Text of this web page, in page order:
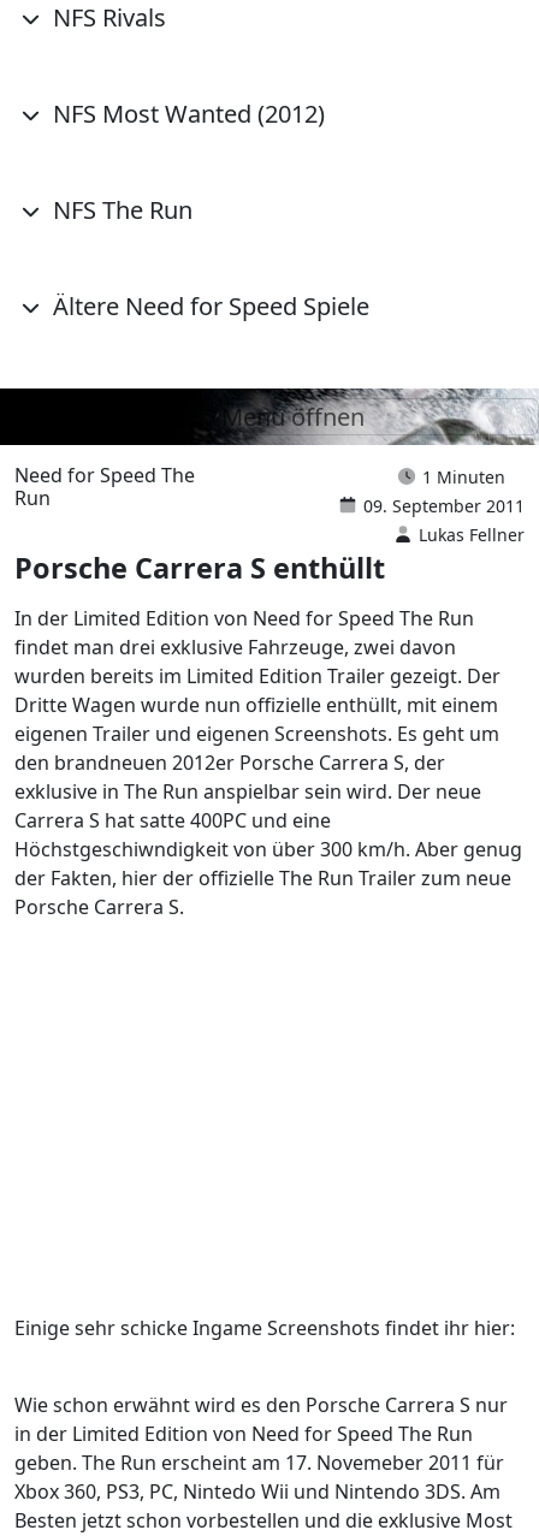
NFS Rivals
NFS Most Wanted (2012)
NFS The Run
Ältere Need for Speed Spiele
Menü öffnen
Need for Speed The
Run
1 Minuten
09. September 2011
Lukas Fellner
Porsche Carrera S enthüllt
In der Limited Edition von Need for Speed The Run
findet man drei exklusive Fahrzeuge, zwei davon
wurden bereits im Limited Edition Trailer gezeigt. Der
Dritte Wagen wurde nun offizielle enthüllt, mit einem
eigenen Trailer und eigenen Screenshots. Es geht um
den brandneuen 2012er Porsche Carrera S, der
exklusive in The Run anspielbar sein wird. Der neue
Carrera S hat satte 400PC und eine
Höchstgeschiwndigkeit von über 300 km/h. Aber genug
der Fakten, hier der offizielle The Run Trailer zum neue
Porsche Carrera S.
Einige sehr schicke Ingame Screenshots findet ihr hier:
Wie schon erwähnt wird es den Porsche Carrera S nur
in der Limited Edition von Need for Speed The Run
geben. The Run erscheint am 17. Novemeber 2011 für
Xbox 360, PS3, PC, Nintedo Wii und Nintendo 3DS. Am
Besten jetzt schon vorbestellen und die exklusive Most